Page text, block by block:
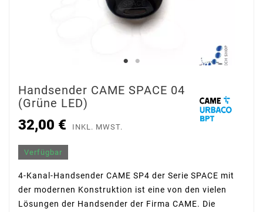
Handsender CAME SPACE 04
(grüne LED)
32,00 € INKL. MWST.
Verfügbar
4-Kanal-Handsender CAME SP4 der Serie SPACE mit
der modernen Konstruktion ist eine von den vielen
Lösungen der Handsender der Firma CAME. Die